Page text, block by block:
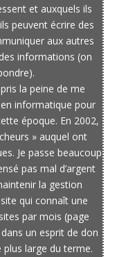
et auxquels ils
peuvent écrire des
aux autres
informations (on
la peine de me
informatique pour
époque. En 2002,
» auquel ont
Je passe beaucoup
pas mal d’argent
la gestion
qui connaît une
par mois (page
un esprit de don
plus large du terme.